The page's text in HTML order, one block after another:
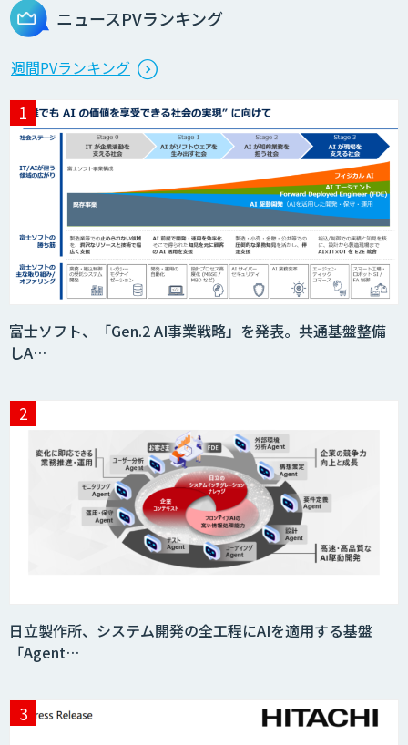
ニュースPVランキング
週間PVランキング
富士ソフト、「Gen.2 AI事業戦略」を発表。共通基盤整備
しA…
日立製作所、システム開発の全工程にAIを適用する基盤
「Agent…